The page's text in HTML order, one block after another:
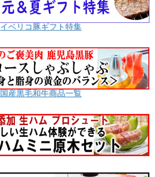
イベリコ豚ギフト特集
国産黒毛和牛商品一覧